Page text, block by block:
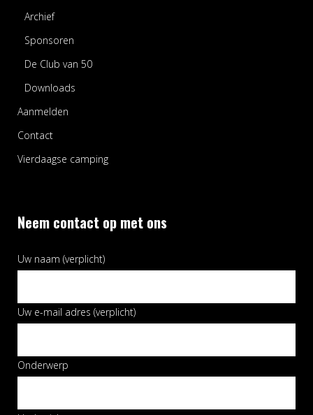
Archief
Sponsoren
De Club van 50
Downloads
Aanmelden
Contact
Vierdaagse camping
Neem contact op met ons
Uw naam (verplicht)
Uw e-mail adres (verplicht)
Onderwerp